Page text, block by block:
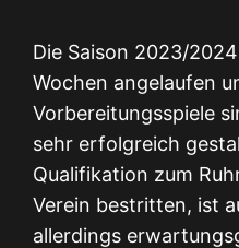
Die Saison 2023/
Wochen angelaufen
Vorbereitungsspiele
sehr erfolgreich
Qualifikation zum
Verein bestritten, ist
allerdings